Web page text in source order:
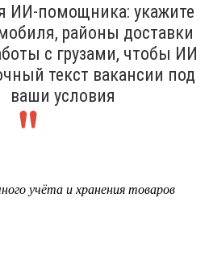
ИИ-помощника: укажите
районы доставки
с грузами, чтобы ИИ
текст вакансии под
ваши условия
учёта и хранения товаров